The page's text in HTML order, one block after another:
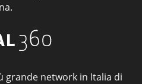
grande network in Italia di